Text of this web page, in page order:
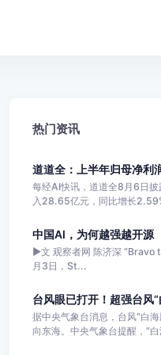
热门资讯
道道全：上半年归母净利
每经AI快讯，道道全8月6日
入28.65亿元，同比增长
中国AI，为何越强越开源
►文 观察者网 陈济深
月3日，St...
台风眼已打开！超强台风
据中央气象台消息，台风“白
向东海。中央气象台提醒，“